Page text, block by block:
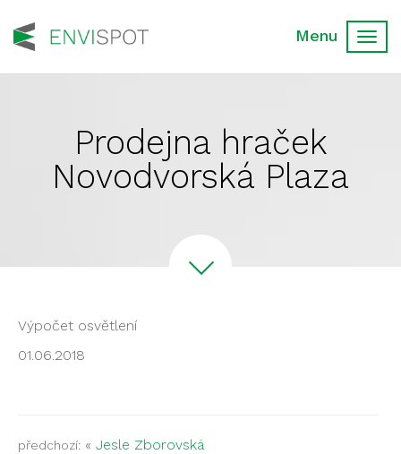
Prodejna hraček
Novodvorská Plaza
Výpočet osvětlení
01.06.2018
předchozí: « Jesle Zborovská